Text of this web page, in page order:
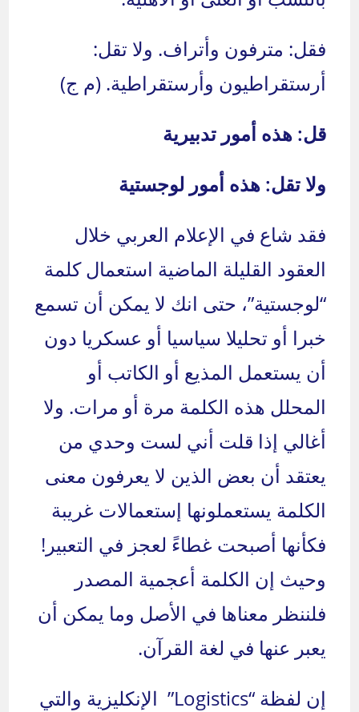
فقل: مترفون وأتراف. ولا تقل:
أرستقراطيون وأرستقراطية. (م ج)
قل: هذه أمور تدبيرية
ولا تقل: هذه أمور لوجستية
فقد شاع في الإعلام العربي خلال
العقود القليلة الماضية استعمال كلمة
“لوجستية”، حتى انك لا يمكن أن تسمع
خبرا أو تحليلا سياسيا أو عسكريا دون
أن يستعمل المذيع أو الكاتب أو
المحلل هذه الكلمة مرة أو مرات. ولا
أغالي إذا قلت أني لست وحدي من
يعتقد أن بعض الذين لا يعرفون معنى
الكلمة يستعملونها إستعمالات غريبة
فكأنها أصبحت غطاءً لعجز في التعبير!
وحيث إن الكلمة أعجمية المصدر
فلننظر معناها في الأصل وما يمكن أن
يعبر عنها في لغة القرآن.
إن لفظة “Logistics” الإنكليزية والتي